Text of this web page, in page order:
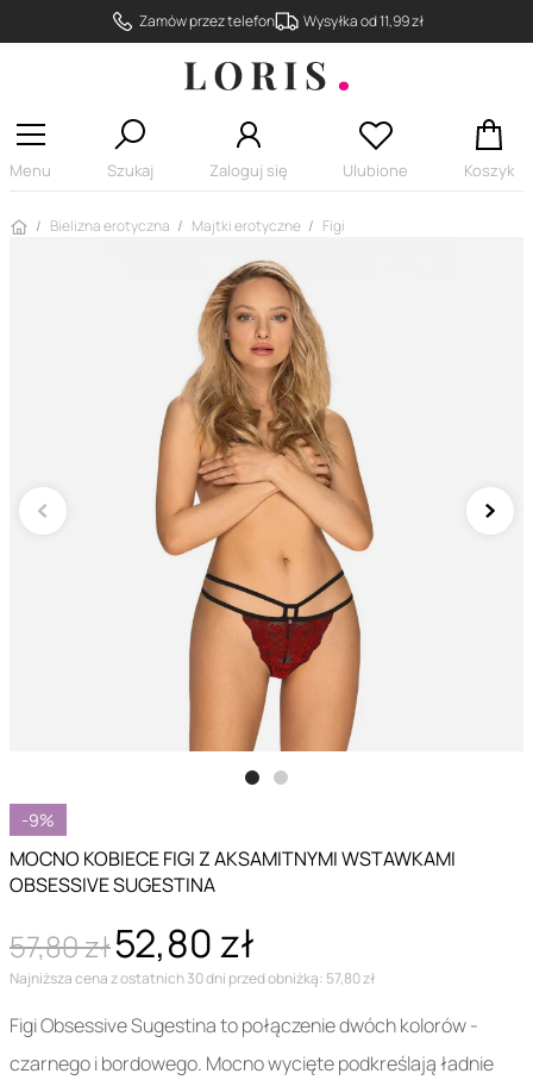
Zamów przez telefon Wysyłka od 11,99 zł
Menu Szukaj Zaloguj się Ulubione Koszyk
Strona główna
Bielizna erotyczna Majtki erotyczne Figi
-9%
MOCNO KOBIECE FIGI Z AKSAMITNYMI WSTAWKAMI
OBSESSIVE SUGESTINA
57,80 zł52,80 zł
Najniższa cena z ostatnich 30 dni przed obniżką: 57,80 zł
Figi Obsessive Sugestina to połączenie dwóch kolorów -
czarnego i bordowego. Mocno wycięte podkreślają ładnie